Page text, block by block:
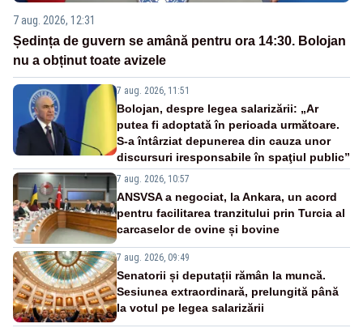
7 aug. 2026, 12:31
Ședința de guvern se amână pentru ora 14:30. Bolojan
nu a obținut toate avizele
7 aug. 2026, 11:51
Bolojan, despre legea salarizării: „Ar
putea fi adoptată în perioada următoare.
S-a întârziat depunerea din cauza unor
discursuri iresponsabile în spaţiul public”
7 aug. 2026, 10:57
ANSVSA a negociat, la Ankara, un acord
pentru facilitarea tranzitului prin Turcia al
carcaselor de ovine și bovine
7 aug. 2026, 09:49
Senatorii și deputații rămân la muncă.
Sesiunea extraordinară, prelungită până
la votul pe legea salarizării